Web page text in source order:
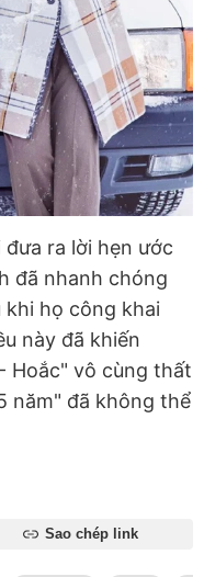
đưa ra lời hẹn ước
đã nhanh chóng
khi họ công khai
này đã khiến
Hoắc" vô cùng thất
năm" đã không thể
Sao chép link